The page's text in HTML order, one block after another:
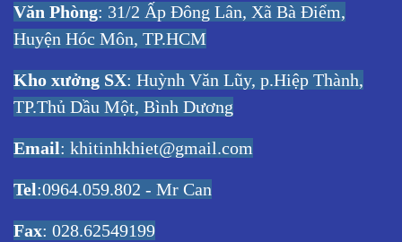
Văn Phòng: 31/2 Ấp Đông Lân, Xã Bà Điểm,
Huyện Hóc Môn, TP.HCM
Kho xưởng SX: Huỳnh Văn Lũy, p.Hiệp Thành,
TP.Thủ Dầu Một, Bình Dương
Email: khitinhkhiet@gmail.com
Tel:0964.059.802 - Mr Can
Fax: 028.62549199